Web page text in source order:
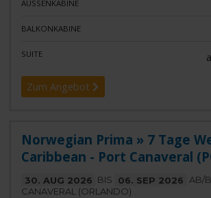
AUSSENKABINE
BALKONKABINE
SUITE
Zum Angebot
Norwegian Prima » 7 Tage
Caribbean - Port Canaveral
30. AUG 2026 BIS 06. SEP 2026 AB/
CANAVERAL (ORLANDO)